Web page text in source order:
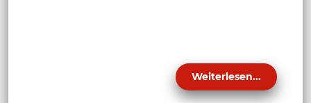
Weiterlesen...